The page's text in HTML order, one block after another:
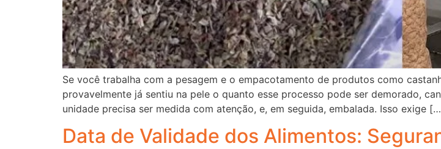
Se você trabalha com a pesagem e o empacotamento de produtos como
provavelmente já sentiu na pele o quanto esse processo pode ser demorado,
unidade precisa ser medida com atenção, e, em seguida, embalada. Isso exige
Data de Validade dos Alimentos: